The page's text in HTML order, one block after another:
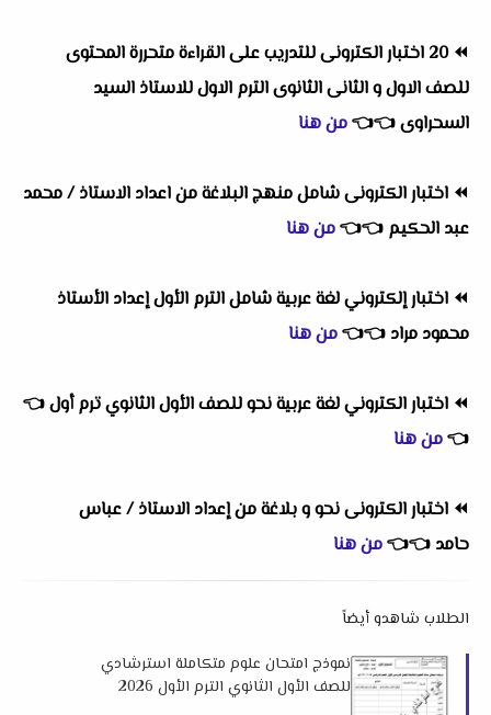
⏪
20 اختبار الكترونى للتدريب على القراءة متحررة المحتوى
للصف الاول و الثانى الثانوى الترم الاول للاستاذ السيد
السحراوى👈
👈من هنا
⏪ اختبار الكترونى شامل منهج البلاغة من اعداد الاستاذ / محمد
عبد الحكيم 👈
👈من هنا
⏪ اختبار إلكتروني لغة عربية شامل الترم الأول إعداد الأستاذ
محمود مراد 👈
👈من هنا
⏪ اختبار الكتروني لغة عربية نحو للصف الأول الثانوي ترم أول👈
👈من هنا
⏪ اختبار الكترونى نحو و بلاغة من إعداد الاستاذ / عباس
حامد 👈
👈من هنا
الطلاب شاهدو أيضاً
نموذج امتحان علوم متكاملة استرشادي
للصف الأول الثانوي الترم الأول 2026